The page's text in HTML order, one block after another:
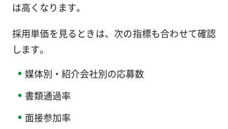
は高くなります。
採用単価を見るときは、次の指標も合わせて確認
します。
媒体別・紹介会社別の応募数
書類通過率
面接参加率